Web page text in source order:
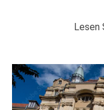
Lesen